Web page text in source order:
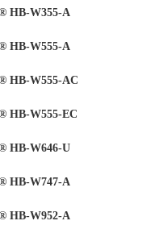
HB-W355-A
HB-W555-A
HB-W555-AC
HB-W555-EC
HB-W646-U
HB-W747-A
HB-W952-A